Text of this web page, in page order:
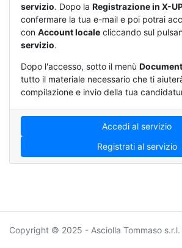
servizio. Dopo la Registrazione in X-
confermare la tua e-mail e poi potrai
con Account localecliccando sul
servizio.
Dopo l'accesso, sotto il menù
tutto il materiale necessario che ti
compilazione e invio della tua
Accedi al servizio
Registrati al servizio
Copyright © 2025 - Asciolla Tommaso